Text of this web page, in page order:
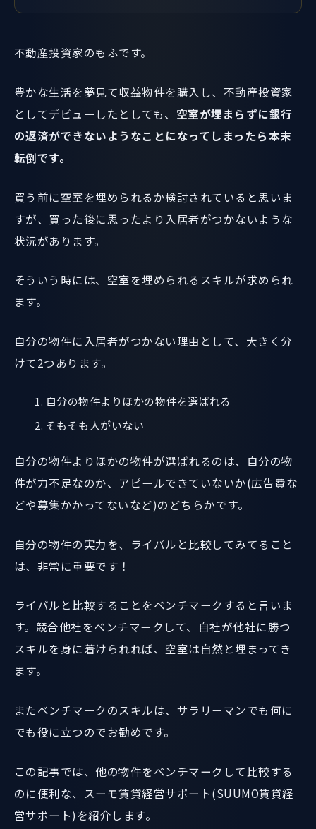
不動産投資家のもふです。
豊かな生活を夢見て収益物件を購入し、不動産投資家
としてデビューしたとしても、 空室が埋まらずに銀行
の返済ができないようなことになってしまったら本末
転倒です。
買う前に空室を埋められるか検討されていると思いま
すが、買った後に思ったより入居者がつかないような
状況があります。
そういう時には、空室を埋められるスキルが求められ
ます。
自分の物件に入居者がつかない理由として、大きく分
けて2つあります。
自分の物件よりほかの物件を選ばれる
そもそも人がいない
自分の物件よりほかの物件が選ばれるのは、自分の物
件が力不足なのか、アピールできていないか(広告費な
どや募集かかってないなど)のどちらかです。
自分の物件の実力を、ライバルと比較してみてること
は、非常に重要です！
ライバルと比較することをベンチマークすると言いま
す。競合他社をベンチマークして、自社が他社に勝つ
スキルを身に着けられれば、空室は自然と埋まってき
ます。
またベンチマークのスキルは、サラリーマンでも何に
でも役に立つのでお勧めです。
この記事では、他の物件をベンチマークして比較する
のに便利な、スーモ賃貸経営サポート(SUUMO賃貸経
営サポート)を紹介します。